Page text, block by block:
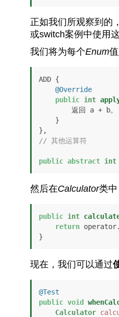
正如我们所观察到的
或switch案例中使用
我们将为每个Enum
ADD {
@Override
public int
// 其他运算符
public abstract int
然后在Calculator类
public int
return
}
现在，我们可以通过
@Test
public void
Calculator